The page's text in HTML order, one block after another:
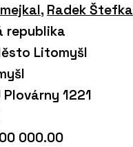
, Radek Štefka
republika
Litomyšl
Plovárny 1221
000.00